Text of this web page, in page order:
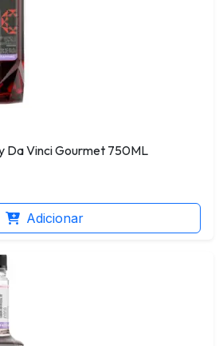
Da Vinci Gourmet 750ML
Adicionar